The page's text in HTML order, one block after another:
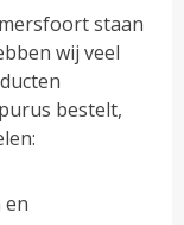
staan
wij veel
bestelt,
en